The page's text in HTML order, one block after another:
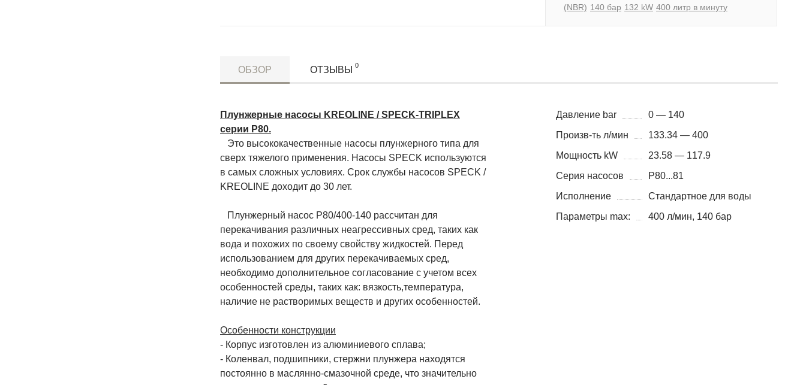
(NBR) 140 бар 132 kW 400 литр в минуту
ОБЗОР ОТЗЫВЫ 0
Плунжерные насосы KREOLINE / SPECK-TRIPLEX
серии P80.
Это высококачественные насосы плунжерного типа для
сверх тяжелого применения. Насосы SPECK используются
в самых сложных условиях. Срок службы насосов SPECK /
KREOLINE доходит до 30 лет.
Плунжерный насос P80/400-140 рассчитан для
перекачивания различных неагрессивных сред, таких как
вода и похожих по своему свойству жидкостей. Перед
использованием для других перекачиваемых сред,
необходимо дополнительное согласование с учетом всех
особенностей среды, таких как: вязкость,температура,
наличие не растворимых веществ и других особенностей.
Особенности конструкции
- Корпус изготовлен из алюминиевого сплава;
- Коленвал, подшипники, стержни плунжера находятся
постоянно в маслянно-смазочной среде, что значительно
Давление bar
0 — 140
Произв-ть л/мин
133.34 — 400
Мощность kW
23.58 — 117.9
Серия насосов
P80...81
Исполнение
Стандартное для воды
Параметры max:
400 л/мин, 140 бар